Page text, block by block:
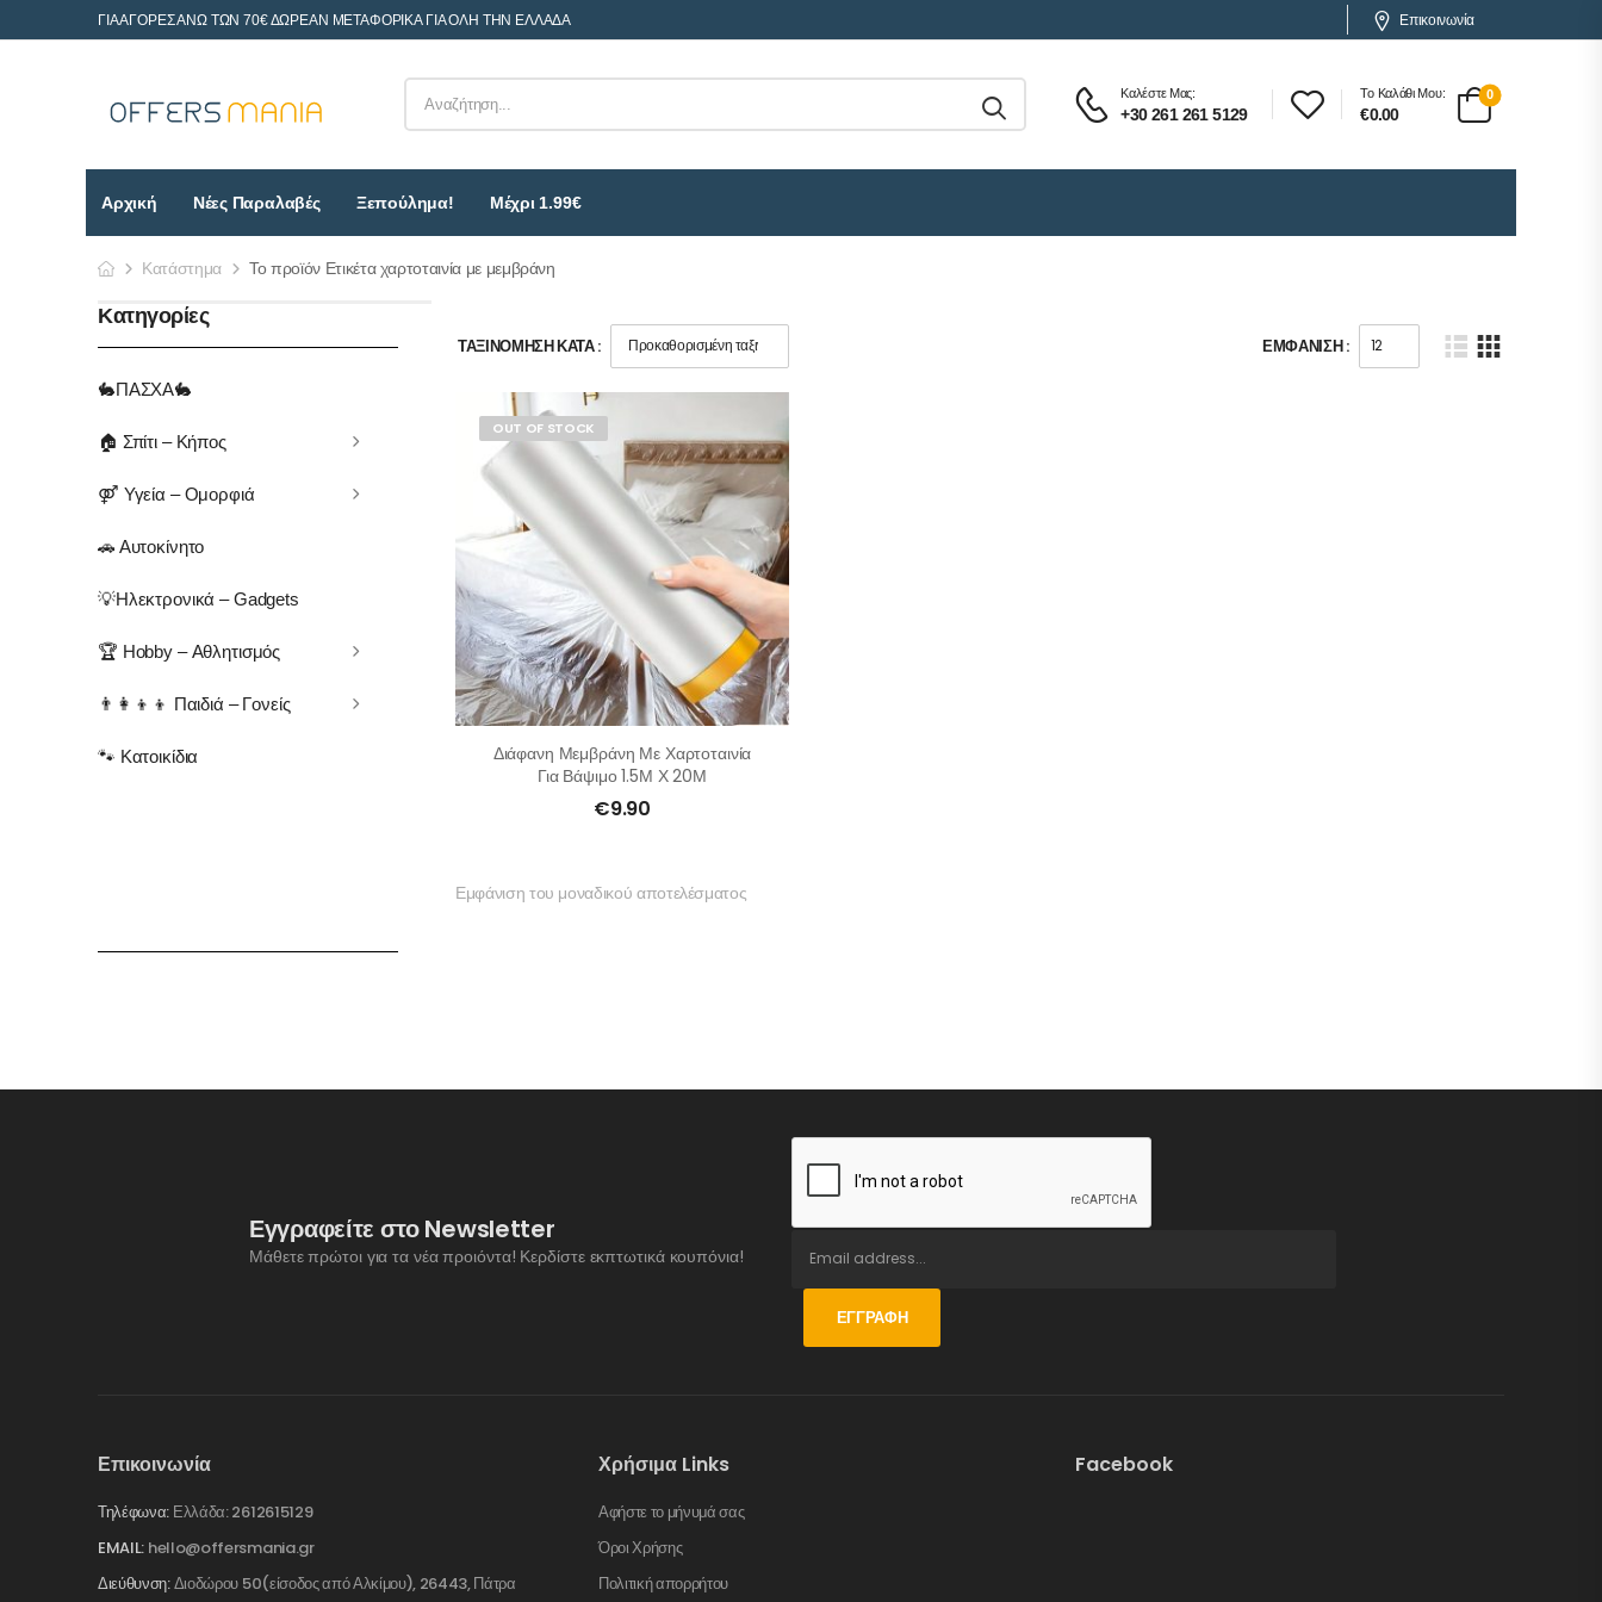
ΓΙΑ ΑΓΟΡΕΣ ΑΝΩ ΤΩΝ 70€ ΔΩΡΕΑΝ ΜΕΤΑΦΟΡΙΚΑ ΓΙΑ ΟΛΗ ΤΗΝ ΕΛΛΑΔΑ Επικοινωνία
Καλέστε Μας:
+30 261 261 5129
Το Καλάθι Μου:
€0.00
0
Αρχική Νέες Παραλαβές Ξεπούλημα! Μέχρι 1.99€
Κατάστημα
Το προϊόν Ετικέτα χαρτοταινία με μεμβράνη
Κατηγορίες
🐇ΠΑΣΧΑ🐇
🏠 Σπίτι – Κήπος
⚤ Υγεία – Ομορφιά
🚗 Αυτοκίνητο
💡Ηλεκτρονικά – Gadgets
🏆 Hobby – Αθλητισμός
👨‍👩‍👦‍👦 Παιδιά – Γονείς
🐾 Κατοικίδια
ΤΑΞΙΝΌΜΗΣΗ ΚΑΤΆ : ΕΜΦΆΝΙΣΗ :
OUT OF STOCK
Διάφανη Μεμβράνη Με Χαρτοταινία
Για Βάψιμο 1.5Μ Χ 20Μ
€9.90
Εμφάνιση του μοναδικού αποτελέσματος
Εγγραφείτε στο Newsletter
Μάθετε πρώτοι για τα νέα προιόντα! Κερδίστε εκπτωτικά κουπόνια!
ΕΓΓΡΑΦΉ
Επικοινωνία
Τηλέφωνα: Ελλάδα: 2612615129
EMAIL: hello@offersmania.gr
Διεύθυνση:Διοδώρου 50(είσοδος από Αλκίμου), 26443, Πάτρα
Χρήσιμα Links
Αφήστε το μήνυμά σας
Όροι Χρήσης
Πολιτική απορρήτου
Facebook